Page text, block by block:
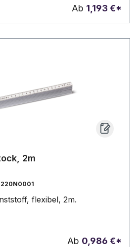
Ab 1,193 €*
2m
flexibel, 2m.
Ab 0,986 €*